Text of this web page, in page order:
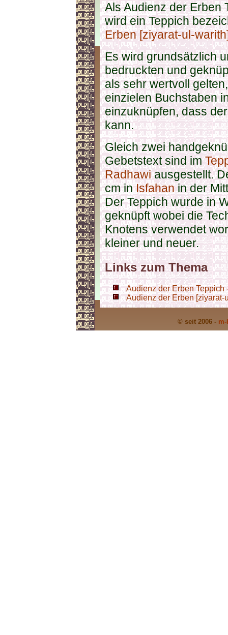
Als Audienz der Erben
wird ein Teppich
Erben [ziyarat-ul-
Es wird grundsätzlich
bedruckten und
als sehr wertvoll
einzielen Buchstaben
einzuknüpfen, dass
kann.
Gleich zwei
Gebetstext sind im
Radhawiausgestellt.
cm inIsfahanin der
Der Teppich wurde in
geknüpft wobei die
Knotens verwendet
kleiner und neuer.
Links zum Thema
Audienz der Erben Teppich
Audienz der Erben [ziyarat-
© seit 2006 -